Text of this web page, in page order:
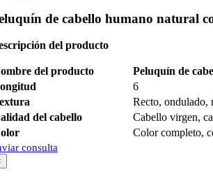
de cabello humano natural
del producto
del producto
Peluquín de
6
Recto, ondulado,
del cabello
Cabello virgen,
Color completo,
consulta